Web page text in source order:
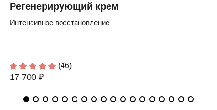
Регенерирующий крем
Интенсивное восстановление
(46)
17 700 ₽